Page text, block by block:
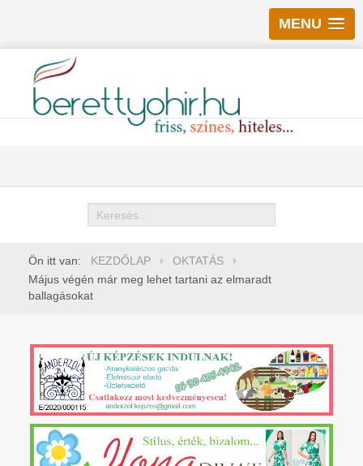
MENU
Keresés
Ön itt van: KEZDŐLAP
OKTATÁS
Május végén már meg lehet tartani az elmaradt
ballagásokat